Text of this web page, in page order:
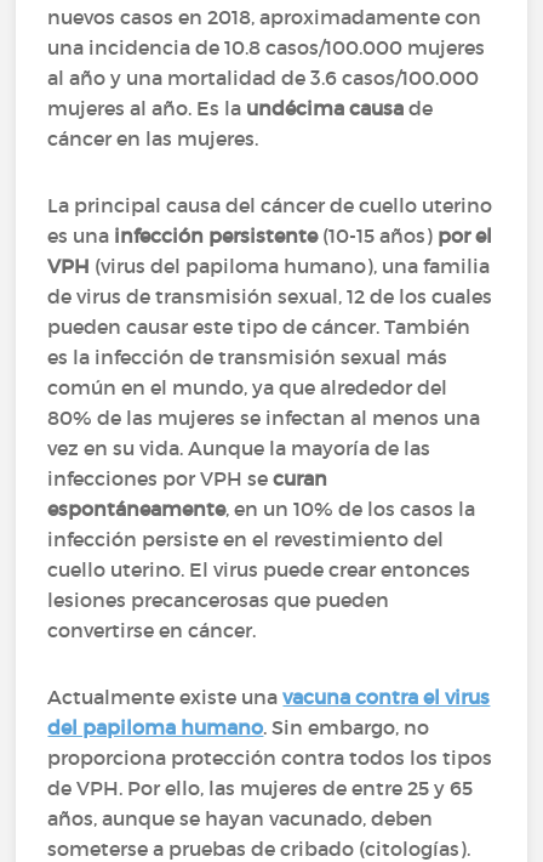
nuevos casos en 2018, aproximadamente con
una incidencia de 10.8 casos/100.000 mujeres
al año y una mortalidad de 3.6 casos/100.000
mujeres al año. Es la undécima causa de
cáncer en las mujeres.
La principal causa del cáncer de cuello uterino
es una infección persistente(10-15 años) por el
VPH (virus del papiloma humano), una familia
de virus de transmisión sexual, 12 de los cuales
pueden causar este tipo de cáncer. También
es la infección de transmisión sexual más
común en el mundo, ya que alrededor del
80% de las mujeres se infectan al menos una
vez en su vida. Aunque la mayoría de las
infecciones por VPH se curan
espontáneamente, en un 10% de los casos la
infección persiste en el revestimiento del
cuello uterino. El virus puede crear entonces
lesiones precancerosas que pueden
convertirse en cáncer.
Actualmente existe unavacuna contra el virus
del papiloma humano. Sin embargo, no
proporciona protección contra todos los tipos
de VPH. Por ello, las mujeres de entre 25 y 65
años, aunque se hayan vacunado, deben
someterse a pruebas de cribado (citologías).